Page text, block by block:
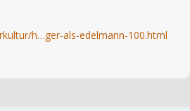
h…ger-als-edelmann-100.html